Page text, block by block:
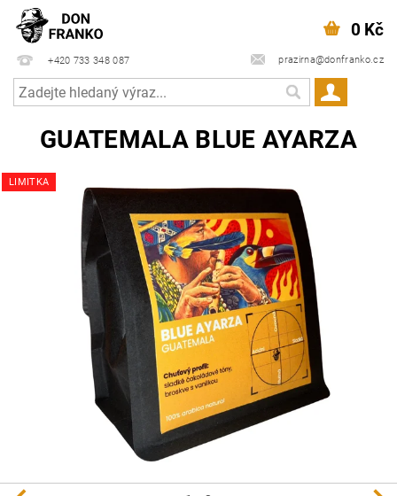
+420 733 348 087 prazirna@donfranko.cz
0 Kč
GUATEMALA BLUE AYARZA
LIMITKA